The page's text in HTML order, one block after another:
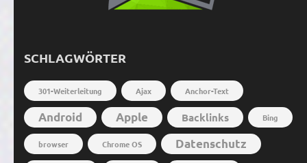
SCHLAGWÖRTER
301-Weiterleitung Ajax Anchor-Text
Android Apple Backlinks Bing
browser Chrome OS Datenschutz